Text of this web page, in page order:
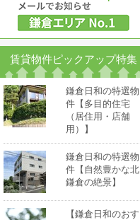
賃貸物件ピックアップ特集
鎌倉日和の特選物
件【多目的住宅
（居住用・店舗
用）】
鎌倉日和の特選物
件【自然豊かな北
鎌倉の絶景】
【鎌倉日和のおす